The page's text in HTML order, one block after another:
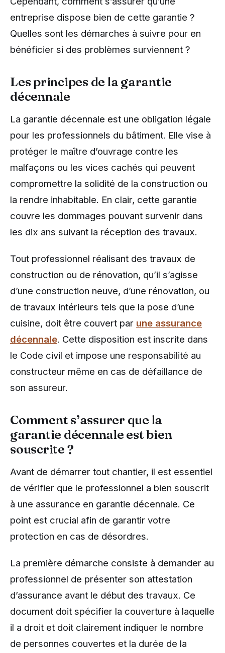
entreprise dispose bien de cette garantie ?
Quelles sont les démarches à suivre pour en
bénéficier si des problèmes surviennent ?
Les principes de la garantie
décennale
La garantie décennale est une obligation légale
pour les professionnels du bâtiment. Elle vise à
protéger le maître d’ouvrage contre les
malfaçons ou les vices cachés qui peuvent
compromettre la solidité de la construction ou
la rendre inhabitable. En clair, cette garantie
couvre les dommages pouvant survenir dans
les dix ans suivant la réception des travaux.
Tout professionnel réalisant des travaux de
construction ou de rénovation, qu’il s’agisse
d’une construction neuve, d’une rénovation, ou
de travaux intérieurs tels que la pose d’une
cuisine, doit être couvert par une assurance
décennale. Cette disposition est inscrite dans
le Code civil et impose une responsabilité au
constructeur même en cas de défaillance de
son assureur.
Comment s’assurer que la
garantie décennale est bien
souscrite ?
Avant de démarrer tout chantier, il est essentiel
de vérifier que le professionnel a bien souscrit
à une assurance en garantie décennale. Ce
point est crucial afin de garantir votre
protection en cas de désordres.
La première démarche consiste à demander au
professionnel de présenter son attestation
d’assurance avant le début des travaux. Ce
document doit spécifier la couverture à laquelle
il a droit et doit clairement indiquer le nombre
de personnes couvertes et la durée de la